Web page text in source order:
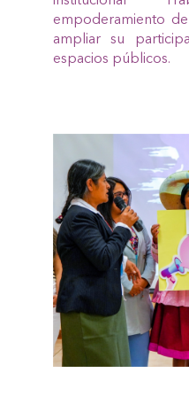
empoderamiento
ampliar su
espacios públicos.